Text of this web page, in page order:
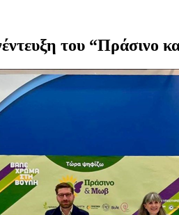
του “Πράσινο